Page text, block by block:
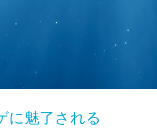
に魅了される